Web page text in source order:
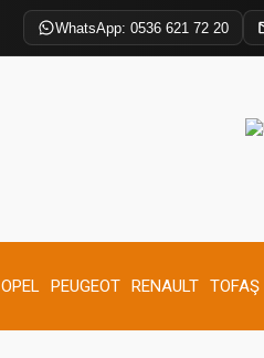
WhatsApp: 0536 621 72 20
OPEL PEUGEOT RENAULT TOFAŞ